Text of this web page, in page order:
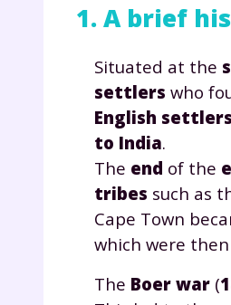
1. A brief
Situated at the
settlers who
English settlers
to India.
The end of the
tribes such as
Cape Town
which were
The Boer war (